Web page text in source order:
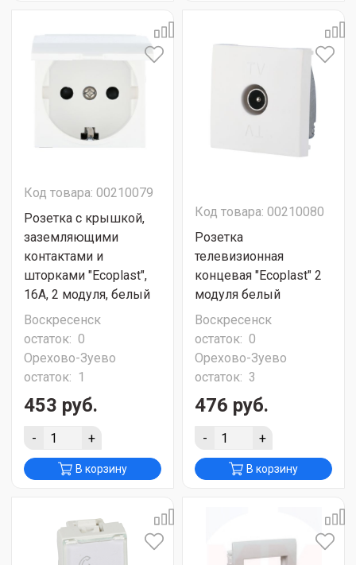
Код товара: 00210079
Розетка с крышкой,
заземляющими
контактами и
шторками "Ecoplast",
16А, 2 модуля, белый
Воскресенск
остаток: 0
Орехово-Зуево
остаток: 1
453 руб.
- +
В корзину
Код товара: 00210080
Розетка
телевизионная
концевая "Ecoplast" 2
модуля белый
Воскресенск
остаток: 0
Орехово-Зуево
остаток: 3
476 руб.
- +
В корзину